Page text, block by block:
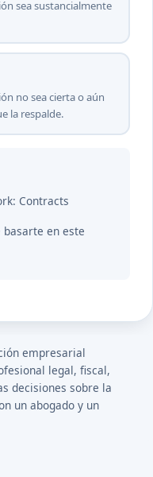
sea sustancialmente
no sea cierta o aún
la respalde.
Contracts
basarte en este
empresarial
legal, fiscal,
decisiones sobre la
un abogado y un